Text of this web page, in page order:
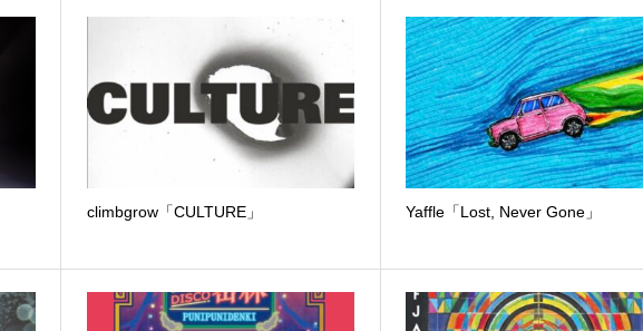
climbgrow「CULTURE」 Yaffle「Lost, Never Gone」